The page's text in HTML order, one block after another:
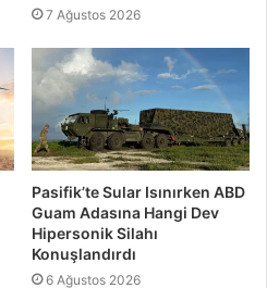
7 Ağustos 2026
Pasifik’te Sular Isınırken ABD
Guam Adasına Hangi Dev
Hipersonik Silahı
Konuşlandırdı
6 Ağustos 2026